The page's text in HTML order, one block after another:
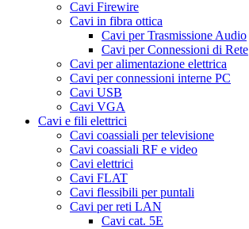
Cavi Firewire
Cavi in fibra ottica
Cavi per Trasmissione Audio
Cavi per Connessioni di Rete
Cavi per alimentazione elettrica
Cavi per connessioni interne PC
Cavi USB
Cavi VGA
Cavi e fili elettrici
Cavi coassiali per televisione
Cavi coassiali RF e video
Cavi elettrici
Cavi FLAT
Cavi flessibili per puntali
Cavi per reti LAN
Cavi cat. 5E